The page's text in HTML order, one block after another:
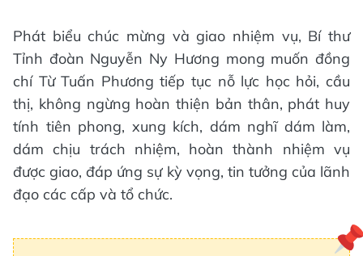
Phát biểu chúc mừng và giao nhiệm vụ, Bí thư
Tỉnh đoàn Nguyễn Ny Hương mong muốn đồng
chí Từ Tuấn Phương tiếp tục nỗ lực học hỏi, cầu
thị, không ngừng hoàn thiện bản thân, phát huy
tính tiên phong, xung kích, dám nghĩ dám làm,
dám chịu trách nhiệm, hoàn thành nhiệm vụ
được giao, đáp ứng sự kỳ vọng, tin tưởng của lãnh
đạo các cấp và tổ chức.